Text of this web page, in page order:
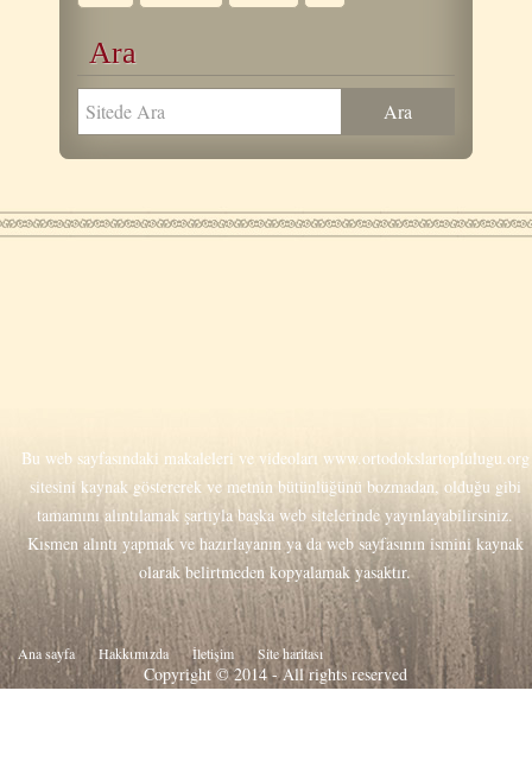
Ara
Bu web sayfasındaki makaleleri ve videoları www.ortodokslartoplulugu.org
sitesini kaynak göstererek ve metnin bütünlüğünü bozmadan, olduğu gibi
tamamını alıntılamak şartıyla başka web sitelerinde yayınlayabilirsiniz.
Kısmen alıntı yapmak ve hazırlayanın ya da web sayfasının ismini kaynak
olarak belirtmeden kopyalamak yasaktır.
Ana sayfa Hakkιmιzda İletişim Site haritası
Copyright © 2014 - All rights reserved